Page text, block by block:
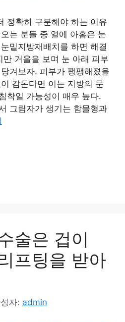
정확히 구분해야 하는 이유
는 분들 중 열에 아홉은 눈
밑지방재배치를 하면 해결
거울을 보며 눈 아래 피부
겨보자. 피부가 팽팽해졌을
감돈다면 이는 지방의 문
착일 가능성이 매우 높다.
그림자가 생기는 함몰형과
술은 겁이
프팅을 받아
자: admin